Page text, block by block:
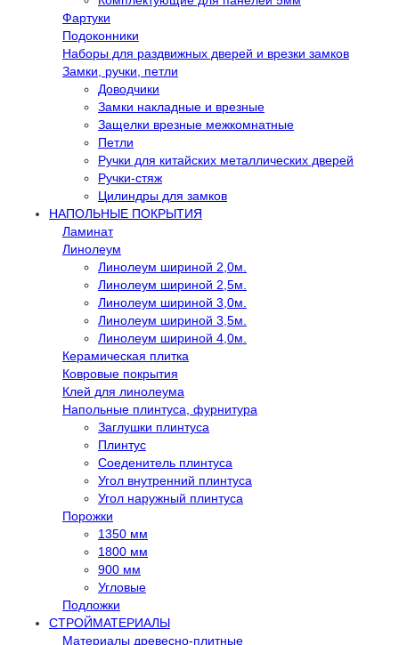
Фартуки
Подоконники
Наборы для раздвижных дверей и врезки замков
Замки, ручки, петли
Доводчики
Замки накладные и врезные
Защелки врезные межкомнатные
Петли
Ручки для китайских металлических дверей
Ручки-стяж
Цилиндры для замков
НАПОЛЬНЫЕ ПОКРЫТИЯ
Ламинат
Линолеум
Линолеум шириной 2,0м.
Линолеум шириной 2,5м.
Линолеум шириной 3,0м.
Линолеум шириной 3,5м.
Линолеум шириной 4,0м.
Керамическая плитка
Ковровые покрытия
Клей для линолеума
Напольные плинтуса, фурнитура
Заглушки плинтуса
Плинтус
Соеденитель плинтуса
Угол внутренний плинтуса
Угол наружный плинтуса
Порожки
1350 мм
1800 мм
900 мм
Угловые
Подложки
СТРОЙМАТЕРИАЛЫ
Материалы древесно-плитные